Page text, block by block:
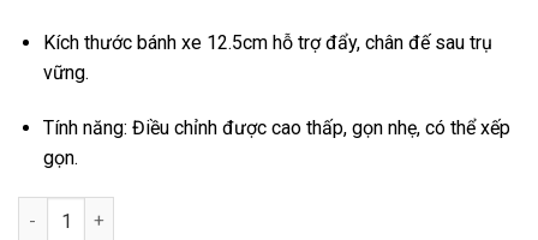
Kích thước bánh xe 12.5cmhỗ trợ đẩy, chân đế sau trụ
vững.
Tính năng: Điều chỉnh được cao thấp, gọn nhẹ, có thể xếp
gọn.
Khung tập đi Lucass W57 số lượng